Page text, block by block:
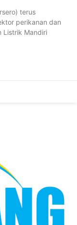
terus
perikanan dan
Listrik Mandiri